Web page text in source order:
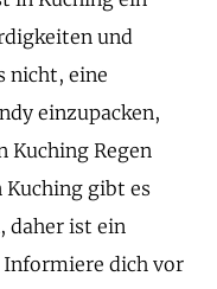
und
nicht, eine
einzupacken,
Kuching Regen
gibt es
daher ist ein
dich vor